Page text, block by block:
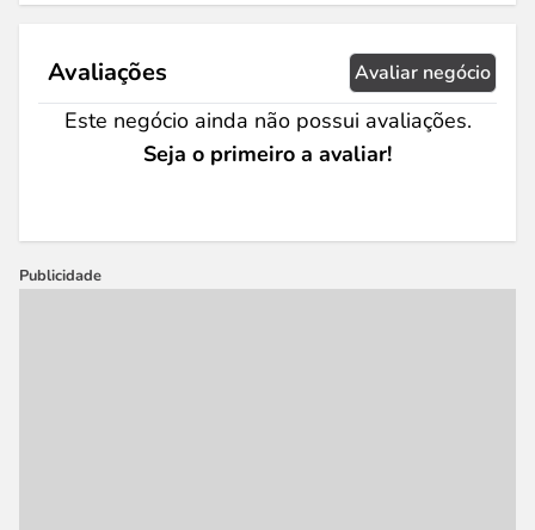
Avaliações Avaliar negócio
Este negócio ainda não possui avaliações.
Seja o primeiro a avaliar!
Publicidade